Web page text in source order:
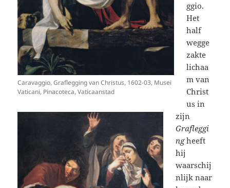
Caravaggio, Graflegging van Christus, 1602-03, Musei
Vaticani, Pinacoteca, Vaticaanstad
ggio.
Het
half
wegge
zakte
lichaa
m van
Christ
us in
zijn
Grafleggi
ngheeft
hij
waarschij
nlijk naar